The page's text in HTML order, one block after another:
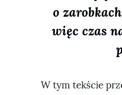
o
więc czas
W tym tekście